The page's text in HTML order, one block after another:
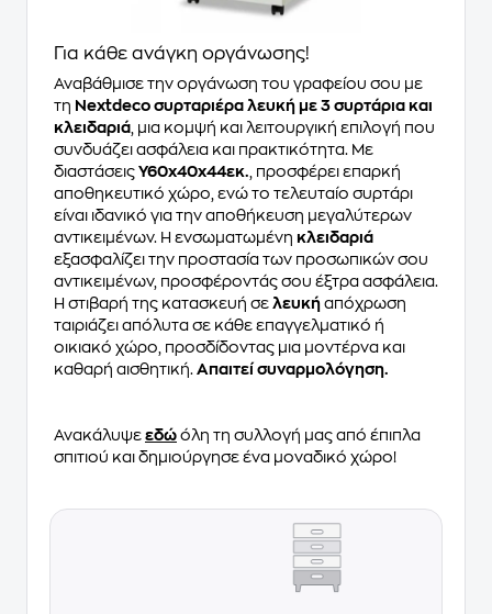
Για κάθε ανάγκη οργάνωσης!
Αναβάθμισε την οργάνωση του γραφείου σου με
τη Nextdeco συρταριέρα λευκή με 3 συρτάρια και
κλειδαριά , μια κομψή και λειτουργική επιλογή που
συνδυάζει ασφάλεια και πρακτικότητα. Με
διαστάσεις Υ60x40x44εκ.
, προσφέρει επαρκή
αποθηκευτικό χώρο, ενώ το τελευταίο συρτάρι
είναι ιδανικό για την αποθήκευση μεγαλύτερων
αντικειμένων. Η ενσωματωμένη κλειδαριά
εξασφαλίζει την προστασία των προσωπικών σου
αντικειμένων, προσφέροντάς σου έξτρα ασφάλεια.
Η στιβαρή της κατασκευή σε λευκή απόχρωση
ταιριάζει απόλυτα σε κάθε επαγγελματικό ή
οικιακό χώρο, προσδίδοντας μια μοντέρνα και
καθαρή αισθητική. Απαιτεί συναρμολόγηση.
Ανακάλυψε εδώ όλη τη συλλογή μας από έπιπλα
σπιτιού και δημιούργησε ένα μοναδικό χώρο!